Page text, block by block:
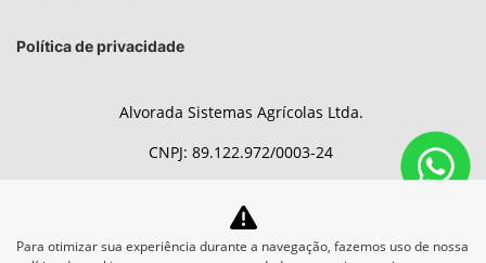
Política de privacidade
Alvorada Sistemas Agrícolas Ltda.
CNPJ: 89.122.972/0003-24
No trânsito, enxergar o outro
Para otimizar sua experiência durante a navegação, fazemos uso de nossa